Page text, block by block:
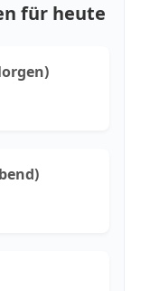
für heute